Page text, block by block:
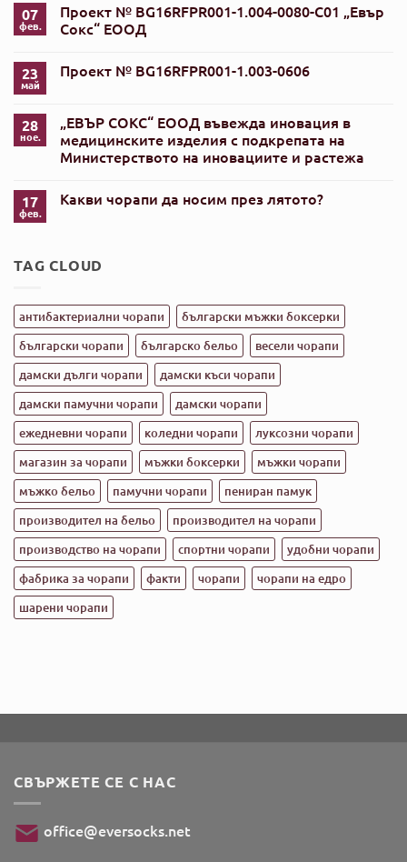
Проект
№
BG16RFPR001-
07
фев.
Проект № BG16RFPR001-1.004-0080-C01 „Евър
Сокс“ ЕООД
за
Проект
1.004-
0080-
C01
„Евър
Сокс“
23
май
Проект № BG16RFPR001-1.003-0606
Проект
№
BG16RFPR001-
1.003-
28
ное.
„ЕВЪР СОКС“ ЕООД въвежда иновация в
медицинските изделия с подкрепата на
Министерството на иновациите и растежа
за
иновация
в
с
подкрепата
на
Министерството
на
иновациите
и
растежа
17
фев.
Какви чорапи да носим през лятото?
чорапи
да
лятото?
TAG CLOUD
антибактериални чорапи
български мъжки боксерки
български чорапи
българско бельо
весели чорапи
дамски дълги чорапи
дамски къси чорапи
дамски памучни чорапи
дамски чорапи
ежедневни чорапи
коледни чорапи
луксозни чорапи
магазин за чорапи
мъжки боксерки
мъжки чорапи
мъжко бельо
памучни чорапи
пениран памук
производител на бельо
производител на чорапи
производство на чорапи
спортни чорапи
удобни чорапи
фабрика за чорапи
факти чорапи
чорапи на едро
шарени чорапи
СВЪРЖЕТЕ СЕ С НАС
office@eversocks.net